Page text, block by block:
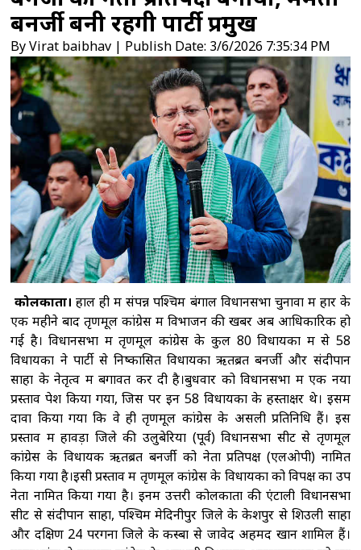
से मिले सीएम योगी, भाजपा अध्यक्ष नितिन नवीन से भी
की मुलाकात
'मैं तो बाबा बागेश्वर नहीं हूं',
आईआईटी दिल्ली के छात्रों से बोले पीएम मोदी
भारत
का मेड-टेक इकोसिस्टम तेजी से हो रहा मजबूत, घरेलू
विनिर्माण और सरकारी योजनाओं से मिली नई ताकत:
पीएम मोदी
'2023 में पारित महिला आरक्षण कानून
को बिना किसी शर्त के लागू करें', राहुल गांधी का रिजिजू
को जवाब
राहुल गांधी को महिला आरक्षण विधेयक
का समर्थन करने में कोई दिक्कत नहीं होनी चाहिए :
रिजिजू
ट्रंप ने रणनीतिक खनिज परियोजनाओं के
लिए 2 अरब डॉलर निवेश का किया ऐलान, रक्षा सप्लाई
चेन मजबूत करने पर जोर
बनर्जी बनी रहेंगी पार्टी प्रमुख
By Virat baibhav | Publish Date: 3/6/2026 7:35:34 PM
कोलकाता। हाल ही में संपन्न पश्चिम बंगाल विधानसभा चुनावों में हार के
एक महीने बाद तृणमूल कांग्रेस में विभाजन की खबर अब आधिकारिक हो
गई है। विधानसभा में तृणमूल कांग्रेस के कुल 80 विधायकों में से 58
विधायकों ने पार्टी से निष्कासित विधायकों ऋतब्रत बनर्जी और संदीपान
साहा के नेतृत्व में बगावत कर दी है।बुधवार को विधानसभा में एक नया
प्रस्ताव पेश किया गया, जिस पर इन 58 विधायकों के हस्ताक्षर थे। इसमें
दावा किया गया कि वे ही तृणमूल कांग्रेस के असली प्रतिनिधि हैं। इस
प्रस्ताव में हावड़ा जिले की उलुबेरिया (पूर्व) विधानसभा सीट से तृणमूल
कांग्रेस के विधायक ऋतब्रत बनर्जी को नेता प्रतिपक्ष (एलओपी) नामित
किया गया है।इसी प्रस्ताव में तृणमूल कांग्रेस के विधायकों को विपक्ष का उप
नेता नामित किया गया है। इनमें उत्तरी कोलकाता की एंटाली विधानसभा
सीट से संदीपान साहा, पश्चिम मेदिनीपुर जिले के केशपुर से शिउली साहा
और दक्षिण 24 परगना जिले के कस्बा से जावेद अहमद खान शामिल हैं।